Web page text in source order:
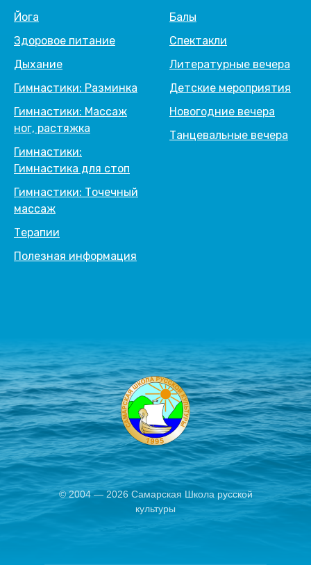
Йога
Здоровое питание
Дыхание
Гимнастики: Разминка
Гимнастики: Массаж
ног, растяжка
Гимнастики:
Гимнастика для стоп
Гимнастики: Точечный
массаж
Терапии
Полезная информация
Балы
Спектакли
Литературные вечера
Детские мероприятия
Новогодние вечера
Танцевальные вечера
© 2004 — 2026 Самарская Школа русской
культуры